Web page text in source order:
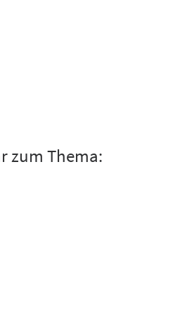
zum Thema: